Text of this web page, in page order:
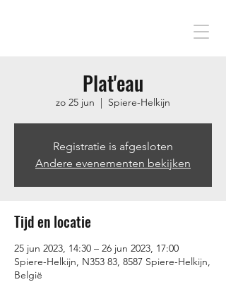
Plat'eau
zo 25 jun
  |
Spiere-Helkijn
Registratie is afgesloten
Andere evenementen bekijken
Tijd en locatie
25 jun 2023, 14:30 – 26 jun 2023, 17:00
Spiere-Helkijn, N353 83, 8587 Spiere-Helkijn,
België